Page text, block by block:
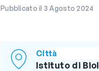
Pubblicato il 3 Agosto 2024
Città
Istituto di